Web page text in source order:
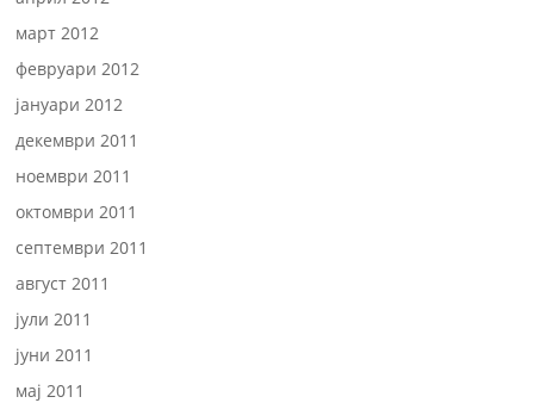
март 2012
февруари 2012
јануари 2012
декември 2011
ноември 2011
октомври 2011
септември 2011
август 2011
јули 2011
јуни 2011
мај 2011